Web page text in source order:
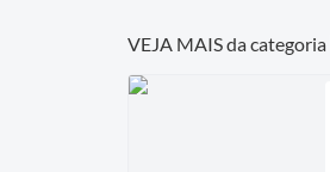
VEJA MAIS da categoria